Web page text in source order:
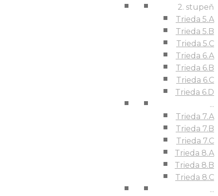
2. stupeň
Trieda 5.A
Trieda 5.B
Trieda 5.C
Trieda 6.A
Trieda 6.B
Trieda 6.C
Trieda 6.D
...
Trieda 7.A
Trieda 7.B
Trieda 7.C
Trieda 8.A
Trieda 8.B
Trieda 8.C
...